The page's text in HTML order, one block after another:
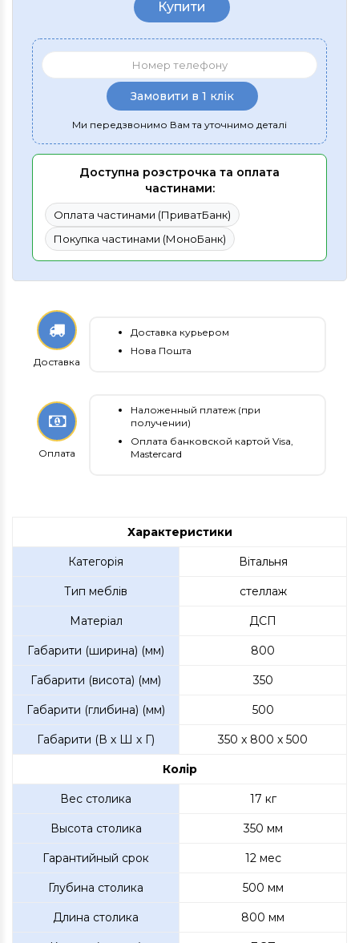
Купити
Замовити в 1 клік
Ми передзвонимо Вам та уточнимо деталі
Доступна розстрочка та оплата
частинами:
Оплата частинами (ПриватБанк)
Покупка частинами (МоноБанк)
Доставка
Доставка курьером
Нова Пошта
Оплата
Наложенный платеж (при
получении)
Оплата банковской картой Visa,
Mastercard
Характеристики
Категорія Вітальня
Тип меблів стеллаж
Матеріал ДСП
Габарити (ширина) (мм) 800
Габарити (висота) (мм) 350
Габарити (глибина) (мм) 500
Габарити (В х Ш х Г) 350 x 800 x 500
Колір
Вес столика 17 кг
Высота столика 350 мм
Гарантийный срок 12 мес
Глубина столика 500 мм
Длина столика 800 мм